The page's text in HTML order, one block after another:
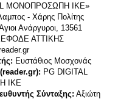
MONΟΠΡΟΣΩΠΗ ΙΚΕ»
- Χάρης Πολίτης
Ανάργυροι, 13561
ΑΤΤΙΚΗΣ
Ευστάθιος Μοσχονάς
PG DIGITAL
ΙΚΕ
Σύνταξης: Αξιώτη